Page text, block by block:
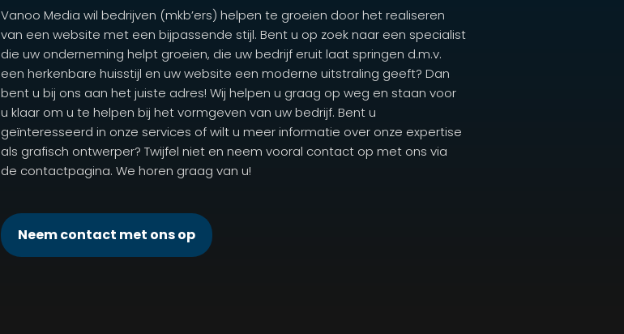
Vanoo Media wil bedrijven (mkb’ers) helpen te groeien door het realiseren
van een website met een bijpassende stijl. Bent u op zoek naar een specialist
die uw onderneming helpt groeien, die uw bedrijf eruit laat springen d.m.v.
een herkenbare huisstijl en uw website een moderne uitstraling geeft? Dan
bent u bij ons aan het juiste adres! Wij helpen u graag op weg en staan voor
u klaar om u te helpen bij het vormgeven van uw bedrijf. Bent u
geïnteresseerd in onze services of wilt u meer informatie over onze expertise
als grafisch ontwerper? Twijfel niet en neem vooral contact op met ons via
de contactpagina. We horen graag van u!
Neem contact met ons op